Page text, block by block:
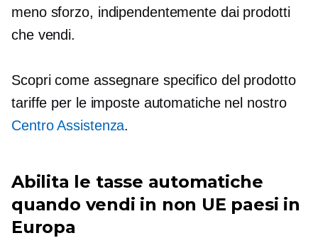
meno sforzo, indipendentemente dai prodotti
che vendi.
Scopri come assegnare specifico del prodotto
tariffe per le imposte automatiche nel nostro
Centro Assistenza.
Abilita le tasse automatiche
quando vendi in non UE paesi in
Europa